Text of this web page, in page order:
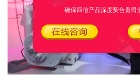
确保四信产品深度契合贵司